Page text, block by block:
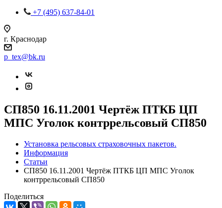
+7 (495) 637-84-01
г. Краснодар
p_tex@bk.ru
СП850 16.11.2001 Чертёж ПТКБ ЦП
МПС Уголок контррельсовый СП850
Установка рельсовых страховочных пакетов.
Информация
Статьи
СП850 16.11.2001 Чертёж ПТКБ ЦП МПС Уголок
контррельсовый СП850
Поделиться